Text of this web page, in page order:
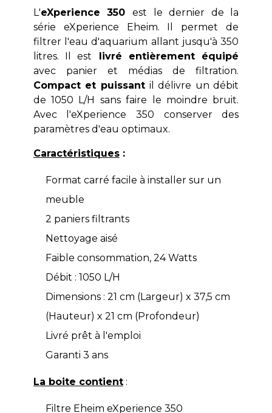
L'eXperience 350 est le dernier de la
série eXperience Eheim. Il permet de
filtrer l'eau d'aquarium allant jusqu'à 350
litres. Il est livré entièrement équipé
avec panier et médias de filtration.
Compact et puissantil délivre un débit
de 1050 L/H sans faire le moindre bruit.
Avec l'eXperience 350 conserver des
paramètres d'eau optimaux.
Caractéristiques:
Format carré facile à installer sur un
meuble
2 paniers filtrants
Nettoyage aisé
Faible consommation, 24 Watts
Débit : 1050 L/H
Dimensions : 21 cm (Largeur) x 37,5 cm
(Hauteur) x 21 cm (Profondeur)
Livré prêt à l'emploi
Garanti 3 ans
La boite contient:
Filtre Eheim eXperience 350